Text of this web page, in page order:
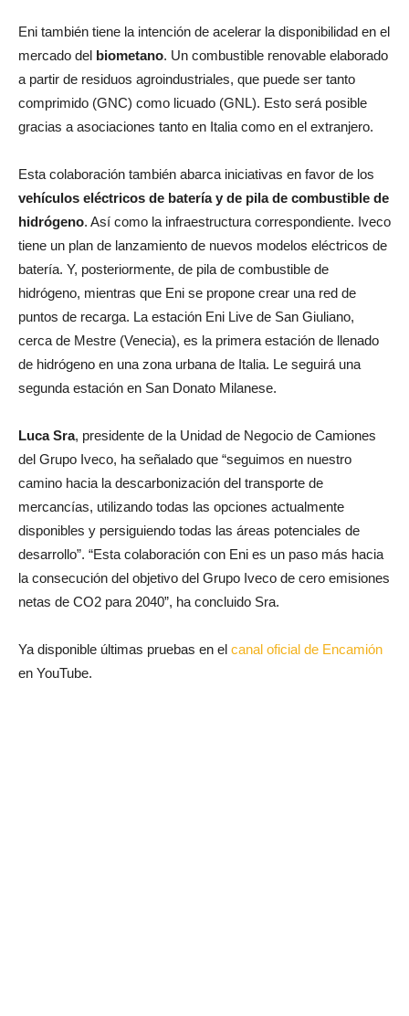
Eni también tiene la intención de acelerar la disponibilidad en el
mercado del biometano. Un combustible renovable elaborado
a partir de residuos agroindustriales, que puede ser tanto
comprimido (GNC) como licuado (GNL). Esto será posible
gracias a asociaciones tanto en Italia como en el extranjero.
Esta colaboración también abarca iniciativas en favor de los
vehículos eléctricos de batería y de pila de combustible de
hidrógeno. Así como la infraestructura correspondiente. Iveco
tiene un plan de lanzamiento de nuevos modelos eléctricos de
batería. Y, posteriormente, de pila de combustible de
hidrógeno, mientras que Eni se propone crear una red de
puntos de recarga. La estación Eni Live de San Giuliano,
cerca de Mestre (Venecia), es la primera estación de llenado
de hidrógeno en una zona urbana de Italia. Le seguirá una
segunda estación en San Donato Milanese.
Luca Sra, presidente de la Unidad de Negocio de Camiones
del Grupo Iveco, ha señalado que “seguimos en nuestro
camino hacia la descarbonización del transporte de
mercancías, utilizando todas las opciones actualmente
disponibles y persiguiendo todas las áreas potenciales de
desarrollo”. “Esta colaboración con Eni es un paso más hacia
la consecución del objetivo del Grupo Iveco de cero emisiones
netas de CO2 para 2040”, ha concluido Sra.
Ya disponible últimas pruebas en el canal oficial de Encamión
en YouTube.